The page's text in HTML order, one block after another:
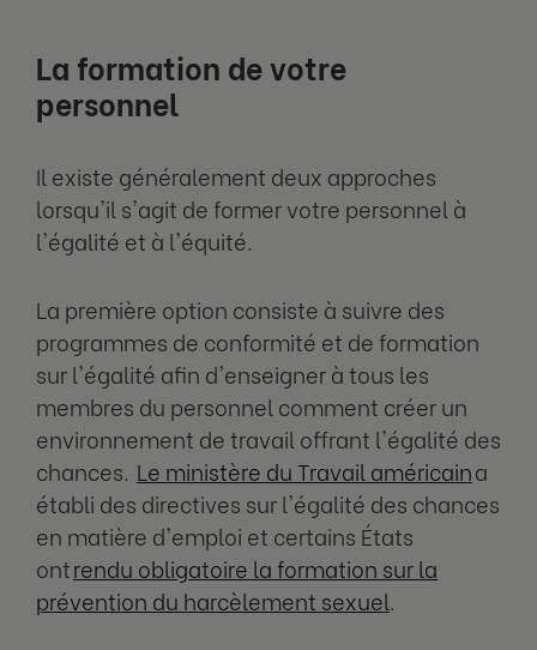
La formation de votre
personnel
Il existe généralement deux approches
lorsqu'il s'agit de former votre personnel à
l'égalité et à l'équité.
La première option consiste à suivre des
programmes de conformité et de formation
sur l'égalité afin d'enseigner à tous les
membres du personnel comment créer un
environnement de travail offrant l'égalité des
chances. Le ministère du Travail américaina
établi des directives sur l'égalité des chances
en matière d'emploi et certains États
ontrendu obligatoire la formation sur la
prévention du harcèlement sexuel.